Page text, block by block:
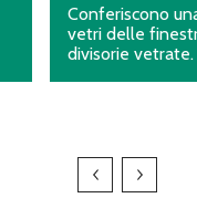
Conferiscono
vetri delle
divisorie vetrate.